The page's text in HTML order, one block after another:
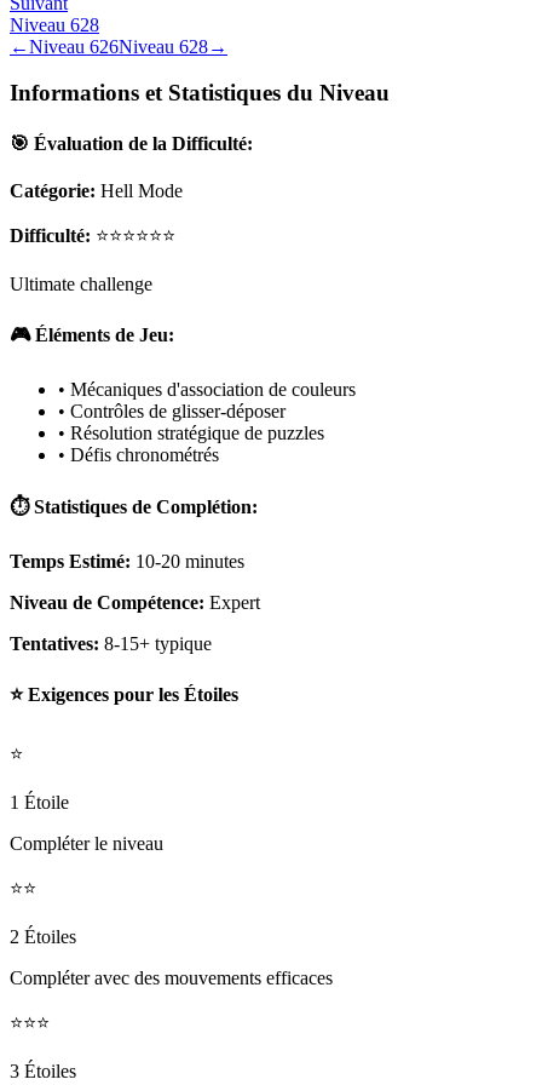
Niveau 628
←Niveau 626Niveau 628→
Informations et Statistiques du Niveau
🎯 Évaluation de la Difficulté:
Catégorie: Hell Mode
Difficulté: ⭐⭐⭐⭐⭐⭐
Ultimate challenge
🎮 Éléments de Jeu:
• Mécaniques d'association de couleurs
• Contrôles de glisser-déposer
• Résolution stratégique de puzzles
• Défis chronométrés
⏱️ Statistiques de Complétion:
Temps Estimé: 10-20 minutes
Niveau de Compétence: Expert
Tentatives: 8-15+ typique
⭐ Exigences pour les Étoiles
⭐
1 Étoile
Compléter le niveau
⭐⭐
2 Étoiles
Compléter avec des mouvements efficaces
⭐⭐⭐
3 Étoiles